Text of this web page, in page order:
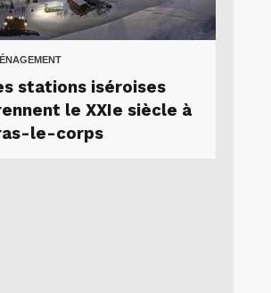
stations iséroises
le XXIe siècle à
le-corps